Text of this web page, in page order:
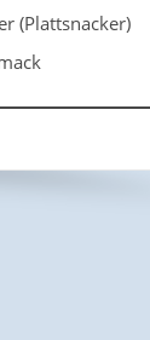
(Plattsnacker)